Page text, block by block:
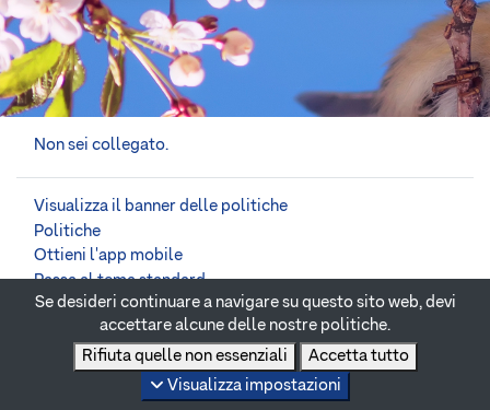
Non sei collegato.
Se desideri continuare a navigare su questo sito web, devi
accettare alcune delle nostre politiche.
Rifiuta quelle non essenziali
Accetta tutto
Visualizza impostazioni
Visualizza il banner delle politiche
Politiche
Ottieni l'app mobile
Passa al tema standard
Powered byMoodle